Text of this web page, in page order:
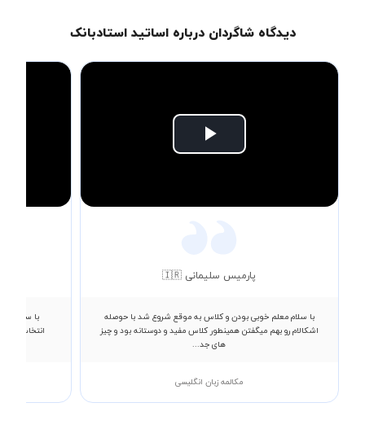
دیدگاه شاگردان درباره اساتید استادبانک
Play
پارمیس سلیمانی 🇮🇷
با سلام معلم خوبی بودن و کلاس به موقع شروع شد با حوصله
اشکالام رو بهم میگفتن همینطور کلاس مفید و دوستانه بود و چیز
های جد...
مکالمه زبان انگلیسی
با سلام
انتخاب